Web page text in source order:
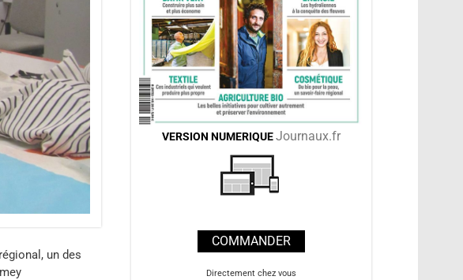
un des
VERSION NUMERIQUEJournaux.fr
COMMANDER
Directement chez vous